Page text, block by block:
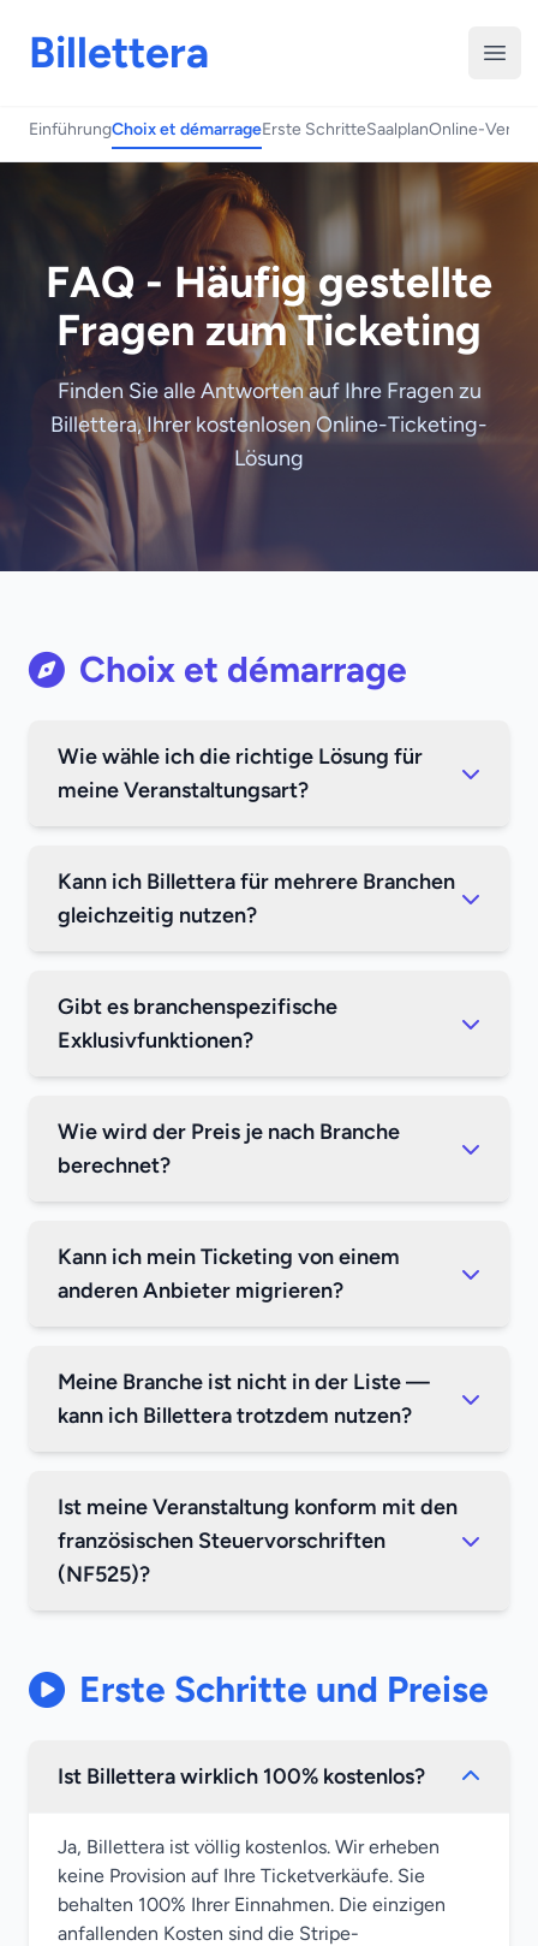
Billettera
EinführungChoix et démarrageErste SchritteSaalplanOnline-
FAQ - Häufig gestellte
Fragen zum Ticketing
Finden Sie alle Antworten auf Ihre Fragen zu
Billettera, Ihrer kostenlosen Online-Ticketing-
Lösung
Choix et démarrage
Wie wähle ich die richtige Lösung für
meine Veranstaltungsart?
Kann ich Billettera für mehrere Branchen
gleichzeitig nutzen?
Gibt es branchenspezifische
Exklusivfunktionen?
Wie wird der Preis je nach Branche
berechnet?
Kann ich mein Ticketing von einem
anderen Anbieter migrieren?
Meine Branche ist nicht in der Liste —
kann ich Billettera trotzdem nutzen?
Ist meine Veranstaltung konform mit den
französischen Steuervorschriften
(NF525)?
Erste Schritte und Preise
Ist Billettera wirklich 100% kostenlos?
Ja, Billettera ist völlig kostenlos. Wir erheben
keine Provision auf Ihre Ticketverkäufe. Sie
behalten 100% Ihrer Einnahmen. Die einzigen
anfallenden Kosten sind die Stripe-